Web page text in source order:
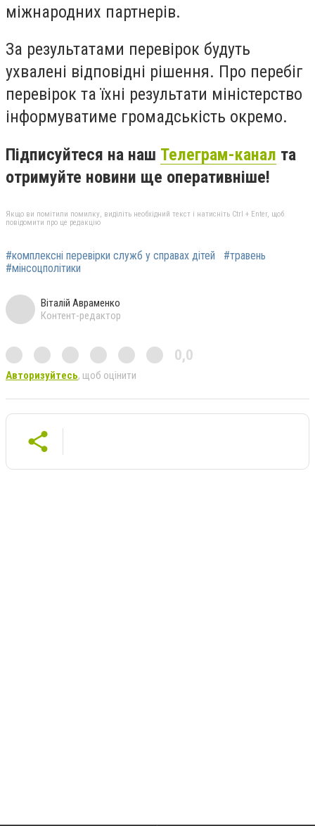
міжнародних партнерів.
За результатами перевірок будуть
ухвалені відповідні рішення. Про перебіг
перевірок та їхні результати міністерство
інформуватиме громадськість окремо.
Підписуйтеся на наш Телеграм-канал та
отримуйте новини ще оперативніше!
Якщо ви помітили помилку, виділіть необхідний текст і натисніть Ctrl + Enter, щоб
повідомити про це редакцію
#комплексні перевірки служб у справах дітей
#травень
#мінсоцполітики
Віталій Авраменко
Контент-редактор
0,0
Авторизуйтесь, щоб оцінити